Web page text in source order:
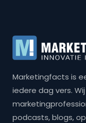
Marketingfacts is
iedere dag vers.
podcasts, blogs,